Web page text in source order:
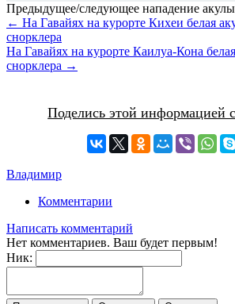
Предыдущее/следующее нападение
← На Гавайях на курорте Кихеи белая
снорклера
На Гавайях на курорте Каилуа-Кона
снорклера →
Поделись этой информацией
Владимир
Комментарии
Написать комментарий
Нет комментариев. Ваш будет первым!
Ник: